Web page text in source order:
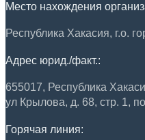
Место нахождения
Республика Хакасия, г.о.
Адрес юрид./факт.:
655017, Республика
ул Крылова, д. 68, стр. 1,
Горячая линия: